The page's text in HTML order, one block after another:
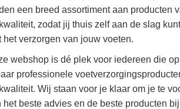
een breed assortiment aan producten
zodat jij thuis zelf aan de slag
het verzorgen van jouw voeten.
webshop is dé plek voor iedereen die
professionele
Wij staan voor je klaar om je te
het beste advies en de beste producten bij